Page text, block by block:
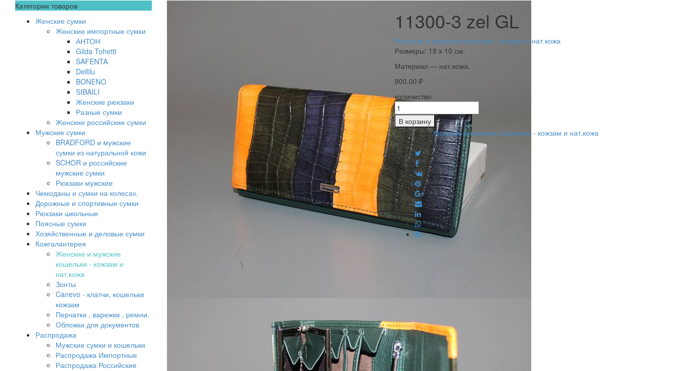
11300-3 zel GL
Женские и мужские кошельки - кожзам и нат.кожа
Размеры: 19 x 10 см.
Материал — нат.кожа.
900.00 ₽
количество
В корзину
Категория:Женские и мужские кошельки - кожзам и нат.кожа
Поделиться
Категории товаров
Женские сумки
Женские импортные сумки
АНТОН
Gilda Tohetti
SAFENTA
Dellilu
BONENO
SIBAILI
Женские рюкзаки
Разные сумки
Женские российские сумки
Мужские сумки
BRADFORD и мужские
сумки из натуральной кожи
SCHOR и российские
мужские сумки
Рюкзаки мужские
Чемоданы и сумки на колесах.
Дорожные и спортивные сумки
Рюкзаки школьные
Поясные сумки
Хозяйственные и деловые сумки
Кожгалантерея
Женские и мужские
кошельки - кожзам и
нат.кожа
Зонты
Canevo - клатчи, кошельки
кожзам
Перчатки , варежки , ремни.
Обложки для документов
Распродажа
Мужские сумки и кошельки
Распродажа Импортные
Распродажа Российские